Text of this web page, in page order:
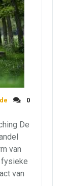
0
De
van
fysieke
van